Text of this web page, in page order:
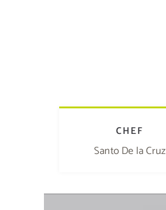
CHEF
Santo De la Cruz